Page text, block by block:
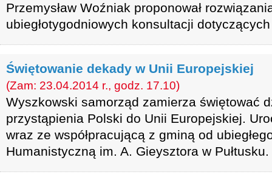
Przemysław Woźniak proponował
ubiegłotygodniowych konsultacji
Świętowanie dekady w Unii Europejskiej
(Zam: 23.04.2014 r., godz. 17.10)
Wyszkowski samorząd zamierza świętować
przystąpienia Polski do Unii Europejskiej.
wraz ze współpracującą z gminą od
Humanistyczną im. A. Gieysztora w Pułtusku.